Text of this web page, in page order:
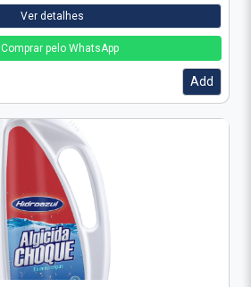
Ver detalhes
Comprar pelo WhatsApp
Add